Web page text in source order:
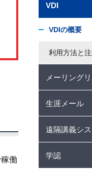
働
VDI
VDIの概要
利用方法と
メーリング
生涯メール
遠隔講義シ
学認